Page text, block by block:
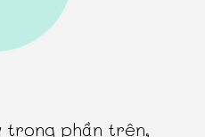
trong phần trên,